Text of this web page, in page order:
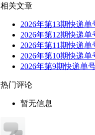
相关文章
2026年第13期快递单
2026年第12期快递单
2026年第11期快递单
2026年第10期快递单
2026年第9期快递单
热门评论
暂无信息